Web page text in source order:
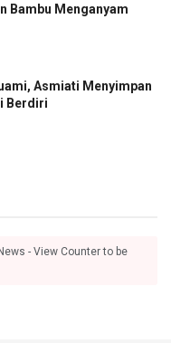
Bambu Menganyam
Asmiati Menyimpan
Berdiri
- View Counter to be